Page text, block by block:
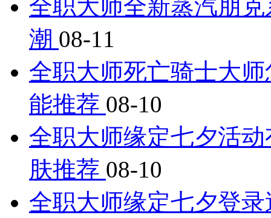
全职大师全新蒸汽朋
潮 08-11
全职大师死亡骑士大
能推荐 08-10
全职大师缘定七夕活
肤推荐 08-10
全职大师缘定七夕登